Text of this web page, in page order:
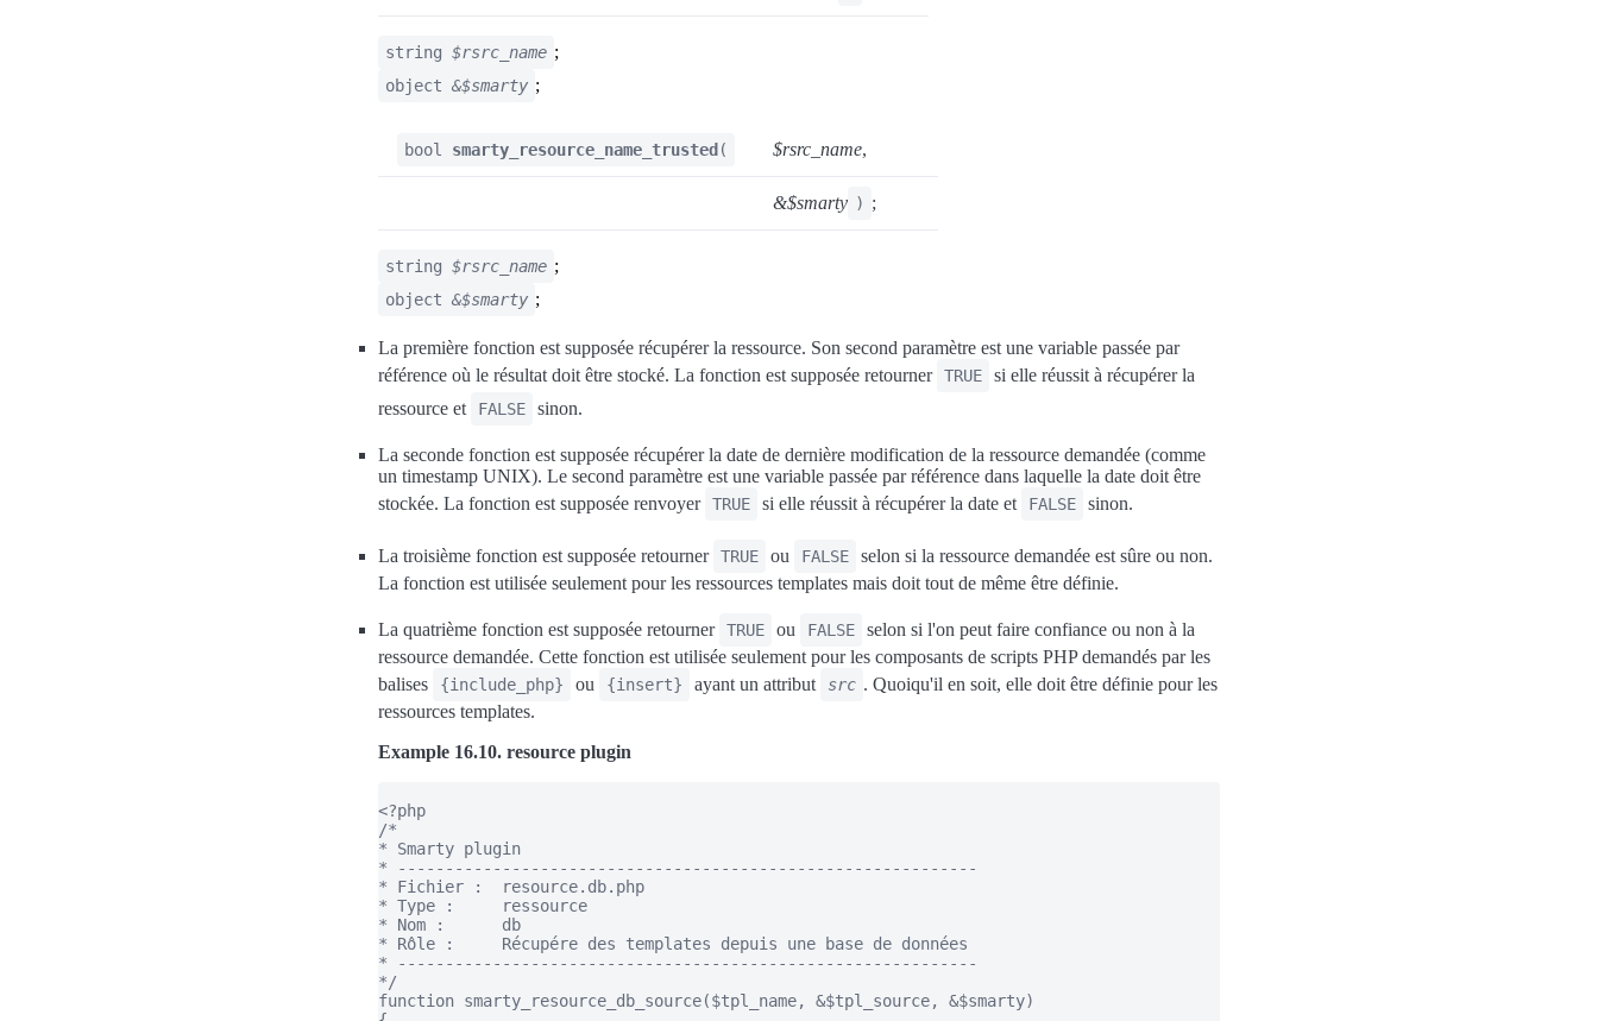
string $rsrc_name ;
object &$smarty ;
bool smarty_resource_name_trusted ( $rsrc_name,
&$smarty ) ;
string $rsrc_name ;
object &$smarty ;
La première fonction est supposée récupérer la ressource. Son second paramètre est une variable passée par
référence où le résultat doit être stocké. La fonction est supposée retourner TRUE
si elle réussit à récupérer la
ressource et
FALSE sinon.
La seconde fonction est supposée récupérer la date de dernière modification de la ressource demandée (comme
un timestamp UNIX). Le second paramètre est une variable passée par référence dans laquelle la date doit être
stockée. La fonction est supposée renvoyer TRUE si elle réussit à récupérer la date et FALSE sinon.
La troisième fonction est supposée retourner TRUE ou FALSE
selon si la ressource demandée est sûre ou non.
La fonction est utilisée seulement pour les ressources templates mais doit tout de même être définie.
La quatrième fonction est supposée retourner TRUE ou FALSE
selon si l'on peut faire confiance ou non à la
ressource demandée. Cette fonction est utilisée seulement pour les composants de scripts PHP demandés par les
balises
{include_php} ou {insert} ayant un attribut src . Quoiqu'il en soit, elle doit être définie pour les
ressources templates.
Example 16.10. resource plugin
<?php
/*
* Smarty plugin
* -------------------------------------------------------------
* Fichier :  resource.db.php
* Type :     ressource
* Nom :      db
* Rôle :     Récupére des templates depuis une base de données
* -------------------------------------------------------------
*/
function smarty_resource_db_source($tpl_name, &$tpl_source, &$smarty)